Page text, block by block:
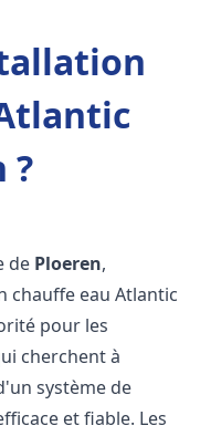
?
de Ploeren,
chauffe eau Atlantic
pour les
cherchent à
système de
et fiable. Les